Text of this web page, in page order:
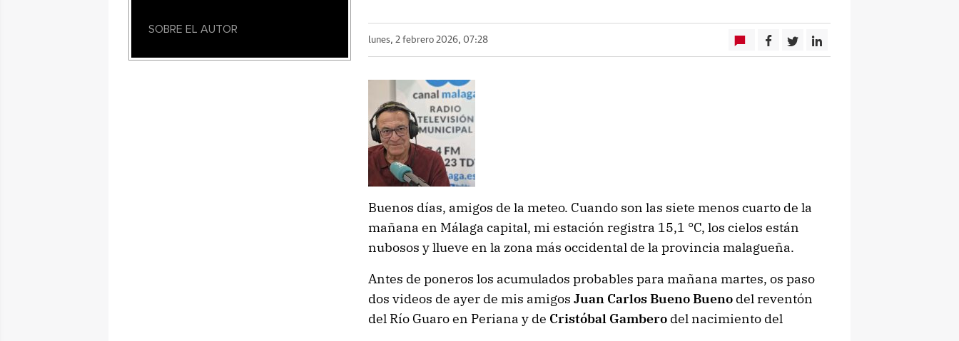
lunes, 2 febrero 2026, 07:28
Buenos días, amigos de la meteo. Cuando son las siete menos cuarto de la
mañana en Málaga capital, mi estación registra 15,1 °C, los cielos están
nubosos y llueve en la zona más occidental de la provincia malagueña.
Antes de poneros los acumulados probables para mañana martes, os paso
dos videos de ayer de mis amigos Juan Carlos Bueno Buenodel reventón
del Río Guaro en Periana y de Cristóbal Gamberodel nacimiento del
SOBRE EL AUTOR